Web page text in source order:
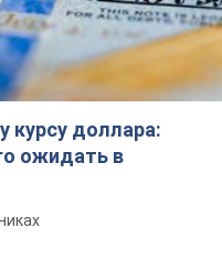
курсу доллара:
ожидать в